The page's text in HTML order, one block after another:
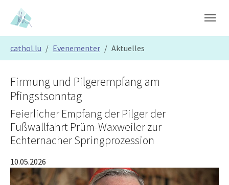
Skip to main content
Skip to page footer
cathol.lu Evenementer Aktuelles
Firmung und Pilgerempfang am
Pfingstsonntag
Feierlicher Empfang der Pilger der
Fußwallfahrt Prüm-Waxweiler zur
Echternacher Springprozession
10.05.2026